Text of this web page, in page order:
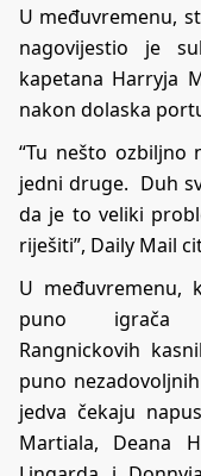
U međuvremenu,
nagovijestio je
kapetana Harryja
nakon dolaska
“Tu nešto ozbiljno
jedni druge. Duh
da je to veliki
riješiti”, Daily Mail
U međuvremenu,
puno igrača
Rangnickovih
puno
jedva čekaju
Martiala, Deana